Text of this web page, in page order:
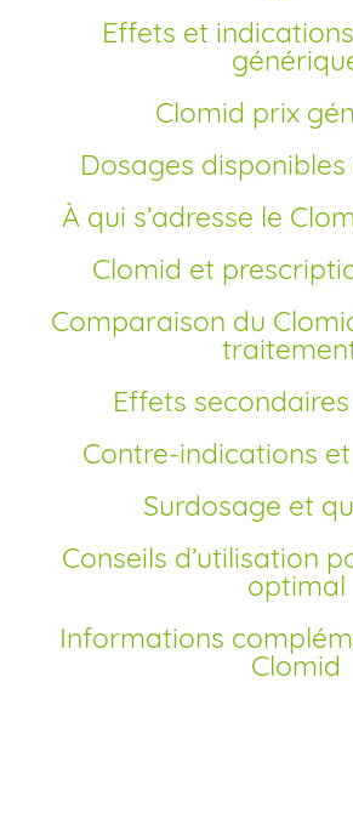
Effets et indications du Clomid
Clomid prix
Dosages
À qui s’adresse le
Clomid et
Comparaison du Clomid avec d’autres
Effets
Contre-indications
Surdosage et
Conseils d’utilisation pour un résultat
optimal
Informations complémentaires sur le
Clomid